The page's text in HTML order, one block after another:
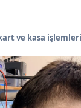
ve kasa